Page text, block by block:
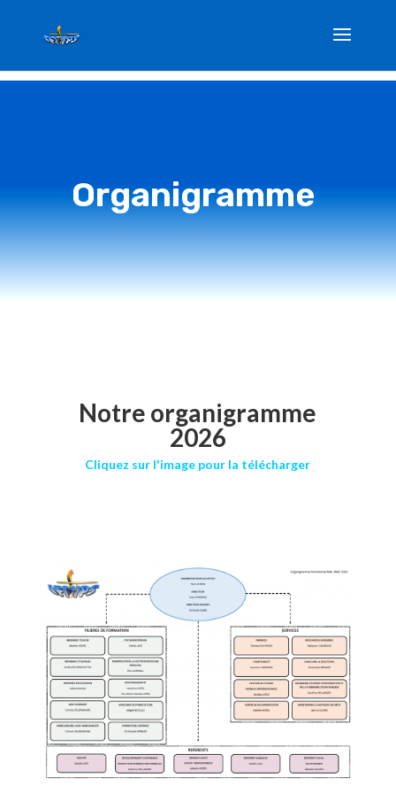
Organigramme
Notre organigramme
2026
Cliquez sur l'image pour la télécharger